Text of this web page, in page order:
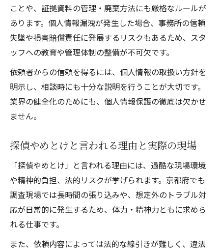
ことや、証拠資料の管理・廃棄方法にも厳格なルールが
あります。個人情報漏洩が発生した場合、事務所の信頼
失墜や損害賠償責任に発展するリスクもあるため、スタ
ッフへの教育や管理体制の整備が不可欠です。
依頼者からの信頼を得るには、個人情報の取扱い方針を
明示し、相談時にも十分な説明を行うことが大切です。
業界の健全化のためにも、個人情報保護の徹底は欠かせ
ません。
探偵やめとけと言われる理由と実際の現場
「探偵やめとけ」と言われる理由には、過酷な現場環境
や精神的負担、法的リスクが挙げられます。京都府でも
調査現場では長時間の張り込みや、想定外のトラブル対
応が日常的に発生するため、体力・精神力ともに求めら
れる仕事です。
また、依頼内容によっては法的な線引きが難しく、違法